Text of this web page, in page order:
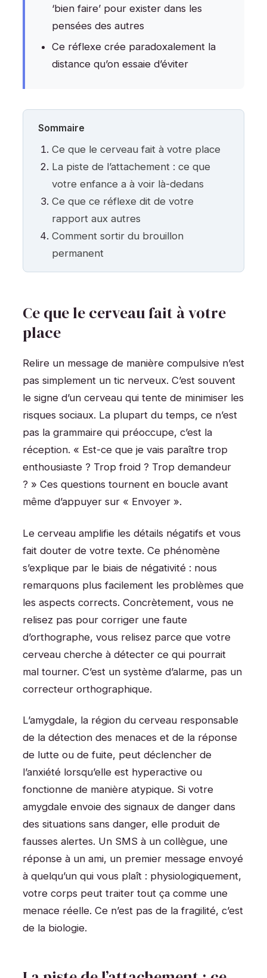
‘bien faire’ pour exister dans les
pensées des autres
Ce réflexe crée paradoxalement la
distance qu’on essaie d’éviter
Sommaire
Ce que le cerveau fait à votre place
La piste de l’attachement : ce que
votre enfance a à voir là-dedans
Ce que ce réflexe dit de votre
rapport aux autres
Comment sortir du brouillon
permanent
Ce que le cerveau fait à votre
place
Relire un message de manière compulsive n’est
pas simplement un tic nerveux. C’est souvent
le signe d’un cerveau qui tente de minimiser les
risques sociaux. La plupart du temps, ce n’est
pas la grammaire qui préoccupe, c’est la
réception. « Est-ce que je vais paraître trop
enthousiaste ? Trop froid ? Trop demandeur
? » Ces questions tournent en boucle avant
même d’appuyer sur « Envoyer ».
Le cerveau amplifie les détails négatifs et vous
fait douter de votre texte. Ce phénomène
s’explique par le biais de négativité : nous
remarquons plus facilement les problèmes que
les aspects corrects. Concrètement, vous ne
relisez pas pour corriger une faute
d’orthographe, vous relisez parce que votre
cerveau cherche à détecter ce qui pourrait
mal tourner. C’est un système d’alarme, pas un
correcteur orthographique.
L’amygdale, la région du cerveau responsable
de la détection des menaces et de la réponse
de lutte ou de fuite, peut déclencher de
l’anxiété lorsqu’elle est hyperactive ou
fonctionne de manière atypique. Si votre
amygdale envoie des signaux de danger dans
des situations sans danger, elle produit de
fausses alertes. Un SMS à un collègue, une
réponse à un ami, un premier message envoyé
à quelqu’un qui vous plaît : physiologiquement,
votre corps peut traiter tout ça comme une
menace réelle. Ce n’est pas de la fragilité, c’est
de la biologie.